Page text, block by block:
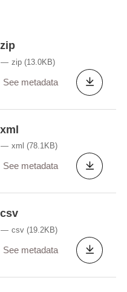
zip (13.0KB)
See metadata
xml (78.1KB)
See metadata
csv (19.2KB)
See metadata